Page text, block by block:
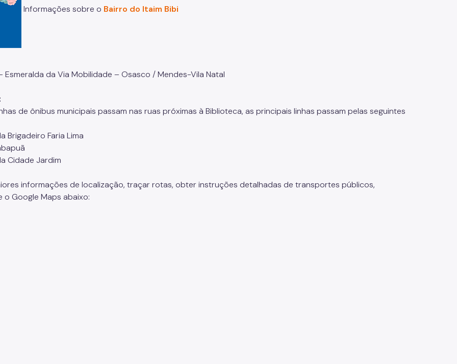
Informações sobre o Bairro do Itaim Bibi
Esmeralda da Via Mobilidade – Osasco / Mendes-Vila Natal
de ônibus municipais passam nas ruas próximas à Biblioteca, as principais linhas passam pelas seguintes
Brigadeiro Faria Lima
Cidade Jardim
informações de localização, traçar rotas, obter instruções detalhadas de transportes públicos,
o Google Maps abaixo: